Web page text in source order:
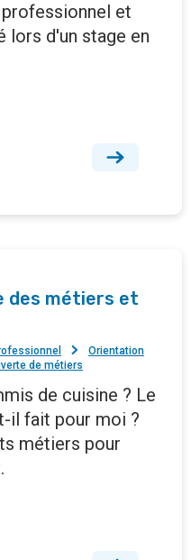
et
lors d'un stage en
des métiers et
Orientation
de métiers
de cuisine ? Le
il fait pour moi ?
métiers pour